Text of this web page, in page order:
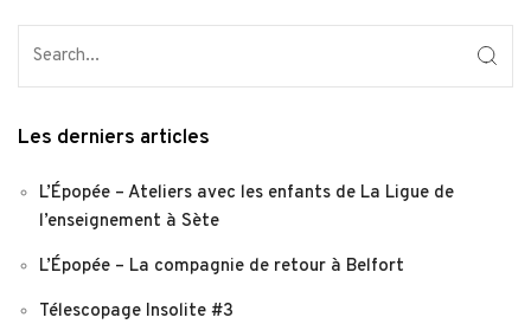
Les derniers articles
L’Épopée – Ateliers avec les enfants de La Ligue de
l’enseignement à Sète
L’Épopée – La compagnie de retour à Belfort
Télescopage Insolite #3